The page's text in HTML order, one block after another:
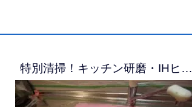
特別清掃！キッチン研磨・IHヒ…